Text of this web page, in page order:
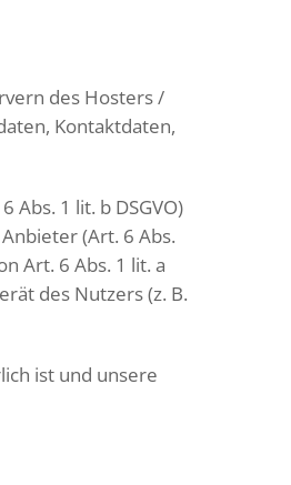
des Hosters /
Kontaktdaten,
1 lit. b DSGVO)
(Art. 6 Abs.
Art. 6 Abs. 1 lit. a
des Nutzers (z. B.
ist und unsere